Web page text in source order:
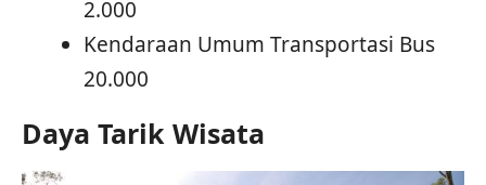
2.000
Kendaraan Umum Transportasi Bus
20.000
Daya Tarik Wisata